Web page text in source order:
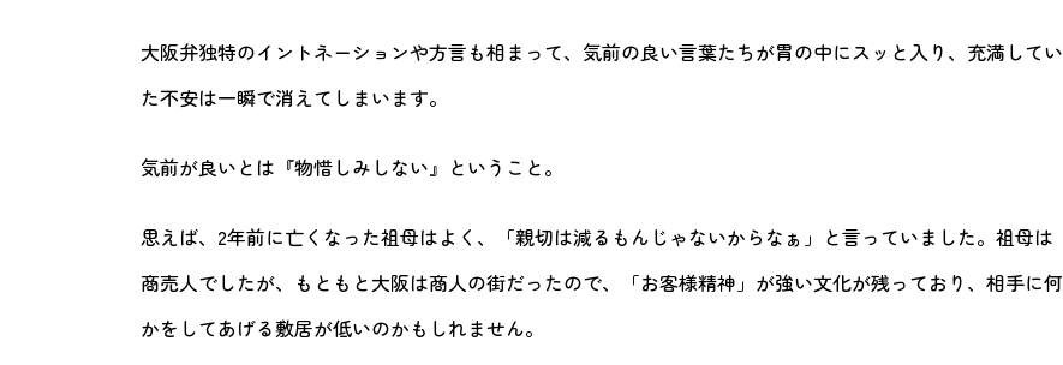
大阪弁独特のイントネーションや方言も相まって、気前の良い言葉たちが胃の中にスッと入り、充満してい
た不安は一瞬で消えてしまいます。
気前が良いとは『物惜しみしない』ということ。
思えば、2年前に亡くなった祖母はよく、「親切は減るもんじゃないからなぁ」と言っていました。祖母は
商売人でしたが、もともと大阪は商人の街だったので、「お客様精神」が強い文化が残っており、相手に何
かをしてあげる敷居が低いのかもしれません。